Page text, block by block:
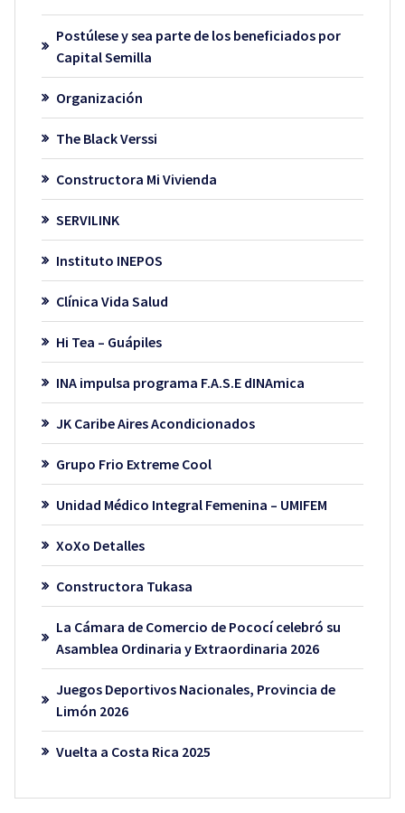
Postúlese y sea parte de los beneficiados por
Capital Semilla
Organización
The Black Verssi
Constructora Mi Vivienda
SERVILINK
Instituto INEPOS
Clínica Vida Salud
Hi Tea – Guápiles
INA impulsa programa F.A.S.E dINAmica
JK Caribe Aires Acondicionados
Grupo Frio Extreme Cool
Unidad Médico Integral Femenina – UMIFEM
XoXo Detalles
Constructora Tukasa
La Cámara de Comercio de Pococí celebró su
Asamblea Ordinaria y Extraordinaria 2026
Juegos Deportivos Nacionales, Provincia de
Limón 2026
Vuelta a Costa Rica 2025